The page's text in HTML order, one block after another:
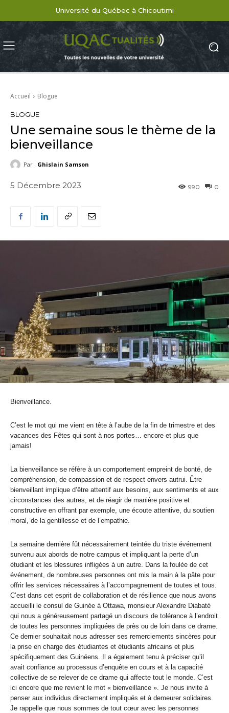
Université du Québec à Chicoutimi
Accueil Blogue
BLOGUE
Une semaine sous le thème de la
bienveillance
Par : Ghislain Samson
5 Décembre 2023 0
990
Bienveillance.
C’est le mot qui me vient en tête à l’aube de la fin de trimestre et des
vacances des Fêtes qui sont à nos portes… encore et plus que
jamais!
La bienveillance se réfère à un comportement empreint de bonté, de
compréhension, de compassion et de respect envers autrui. Être
bienveillant implique d’être attentif aux besoins, aux sentiments et aux
circonstances des autres, et de réagir de manière positive et
constructive en offrant par exemple, une écoute attentive, du soutien
moral, de la gentillesse et de l’empathie.
La semaine dernière fût nécessairement teintée du triste événement
survenu aux abords de notre campus et impliquant la perte d’un
étudiant et les blessures infligées à un autre. Dans la foulée de cet
événement, de nombreuses personnes ont mis la main à la pâte pour
offrir les services nécessaires à l’accompagnement de toutes et tous.
C’est dans cet esprit de collaboration et de résilience que nous avons
accueilli le consul de Guinée à Ottawa, monsieur Alexandre Diabaté
qui nous a généreusement partagé un discours de tolérance à l’endroit
de toutes les personnes impliquées de près ou de loin dans ce drame.
Ce dernier souhaitait nous adresser ses remerciements sincères pour
la prise en charge des étudiantes et étudiants africains et plus
spécifiquement des Guinéens. Il a également tenu à préciser qu’il
avait confiance au processus d’enquête en cours et à la capacité
collective de se relever de ce drame qui affecte tout le monde. C’est
ici encore que me revient le mot « bienveillance ». Je nous invite à
penser aux individus directement impliqués et à demeurer solidaires.
Je rappelle que nous sommes de tout cœur avec les personnes